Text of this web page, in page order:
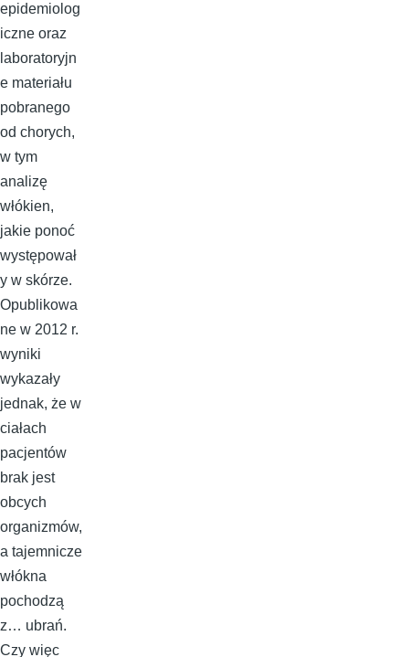
epidemiolog
iczne oraz
laboratoryjn
e materiału
pobranego
od chorych,
w tym
analizę
włókien,
jakie ponoć
występował
y w skórze.
Opublikowa
ne w 2012 r.
wyniki
wykazały
jednak, że w
ciałach
pacjentów
brak jest
obcych
organizmów,
a tajemnicze
włókna
pochodzą
z… ubrań.
Czy więc